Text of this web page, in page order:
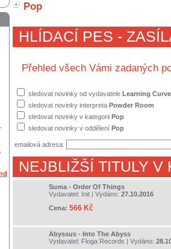
Pop
HLÍDACÍ PES -
Přehled všech Vámi zadaných
sledovat novinky od vydavatele Learning Curve
sledovat novinky interpreta Powder Room
sledovat novinky v kategorii Pop
sledovat novinky v oddělení Pop
emailová adresa:
NEJBLIŽŠÍ TITULY V
Suma - Order Of Things
Vydavatel: Init | Vydáno: 27.10.2016
Cena: 566 Kč
Abyssus - Into The Abyss
Vydavatel: Floga Records | Vydáno: